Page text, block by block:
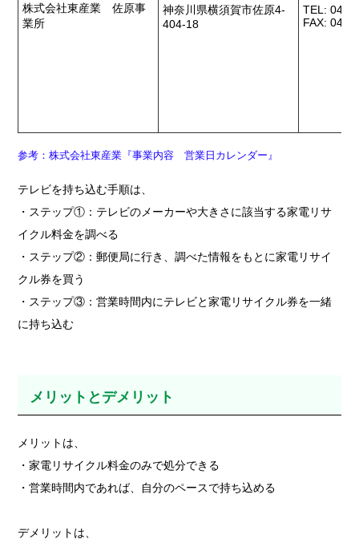
株式会社東産業 佐原事
業所
神奈川県横須賀市佐原4-
404-18
TEL: 046-
FAX: 046-
参考：株式会社東産業『事業内容 営業日カレンダー』
テレビを持ち込む手順は、
・ステップ①：テレビのメーカーや大きさに該当する家電リサ
イクル料金を調べる
・ステップ②：郵便局に行き、調べた情報をもとに家電リサイ
クル券を買う
・ステップ③：営業時間内にテレビと家電リサイクル券を一緒
に持ち込む
メリットとデメリット
メリットは、
・家電リサイクル料金のみで処分できる
・営業時間内であれば、自分のペースで持ち込める
デメリットは、